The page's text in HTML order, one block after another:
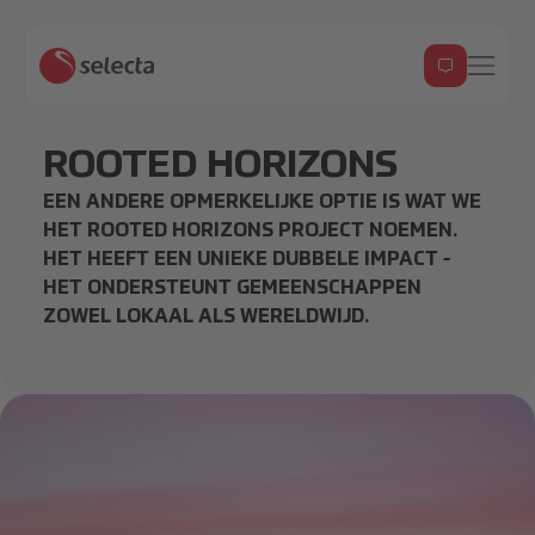
ROOTED HORIZONS
EEN ANDERE OPMERKELIJKE OPTIE IS WAT WE
HET ROOTED HORIZONS PROJECT NOEMEN.
HET HEEFT EEN UNIEKE DUBBELE IMPACT -
HET ONDERSTEUNT GEMEENSCHAPPEN
ZOWEL LOKAAL ALS WERELDWIJD.